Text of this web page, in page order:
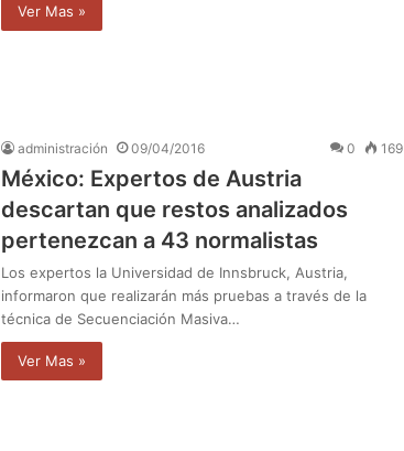
Ver Mas »
administración 09/04/2016 0 169
México: Expertos de Austria
descartan que restos analizados
pertenezcan a 43 normalistas
Los expertos la Universidad de Innsbruck, Austria,
informaron que realizarán más pruebas a través de la
técnica de Secuenciación Masiva…
Ver Mas »